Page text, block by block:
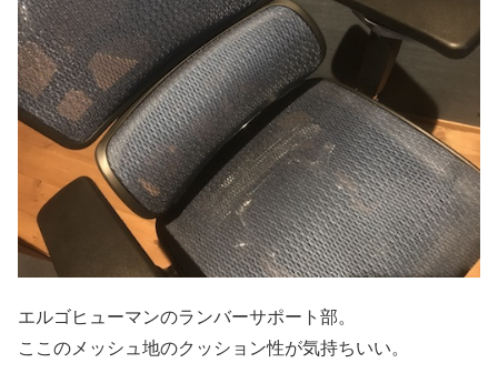
エルゴヒューマンのランバーサポート部。
ここのメッシュ地のクッション性が気持ちいい。